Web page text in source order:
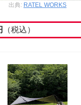
出典: RATEL WORKS
（税込）